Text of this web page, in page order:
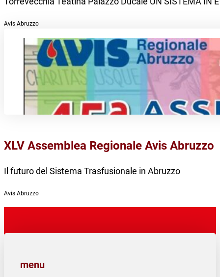
Avis Abruzzo
XLV Assemblea Regionale Avis Abruzzo
Il futuro del Sistema Trasfusionale in Abruzzo
Avis Abruzzo
menu